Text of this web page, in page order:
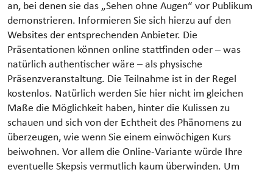
an, bei denen sie das „Sehen ohne Augen“ vor Publikum
demonstrieren. Informieren Sie sich hierzu auf den
Websites der entsprechenden Anbieter. Die
Präsentationen können online stattfinden oder – was
natürlich authentischer wäre – als physische
Präsenzveranstaltung. Die Teilnahme ist in der Regel
kostenlos. Natürlich werden Sie hier nicht im gleichen
Maße die Möglichkeit haben, hinter die Kulissen zu
schauen und sich von der Echtheit des Phänomens zu
überzeugen, wie wenn Sie einem einwöchigen Kurs
beiwohnen. Vor allem die Online-Variante würde Ihre
eventuelle Skepsis vermutlich kaum überwinden. Um